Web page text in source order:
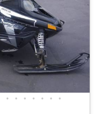
• • • • • • •